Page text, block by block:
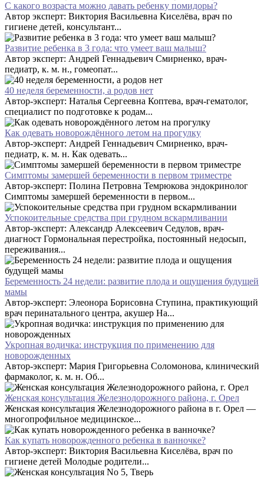
С какого возраста можно давать ребенку помидоры?
Автор эксперт: Виктория Васильевна Киселёва, врач по
гигиене детей, консультант...
Развитие ребенка в 3 года: что умеет ваш малыш?
Автор эксперт: Андрей Геннадьевич Смирненко, врач-
педиатр, к. м. н., гомеопат...
40 неделя беременности, а родов нет
Автор-эксперт: Наталья Сергеевна Коптева, врач-гематолог,
специалист по подготовке к родам...
Как одевать новорождённого летом на прогулку
Автор-эксперт: Андрей Геннадьевич Смирненко, врач-
педиатр, к. м. н. Как одевать...
Симптомы замершей беременности в первом триместре
Автор-эксперт: Полина Петровна Темрюкова эндокринолог
Симптомы замершей беременности в первом...
Успокоительные средства при грудном вскармливании
Автор-эксперт: Александр Алексеевич Седулов, врач-
диагност Гормональная перестройка, постоянный недосып,
переживания...
Беременность 24 недели: развитие плода и ощущения будущей
мамы
Автор-эксперт: Элеонора Борисовна Ступина, практикующий
врач перинатального центра, акушер На...
Укропная водичка: инструкция по применению для
новорожденных
Автор-эксперт: Мария Григорьевна Соломонова, клинический
фармаколог, к. м. н. Об...
Женская консультация Железнодорожного района, г. Орел
Женская консультация Железнодорожного района в г. Орел —
многопрофильное медицинское...
Как купать новорожденного ребенка в ванночке?
Автор-эксперт: Виктория Васильевна Киселёва, врач по
гигиене детей Молодые родители...